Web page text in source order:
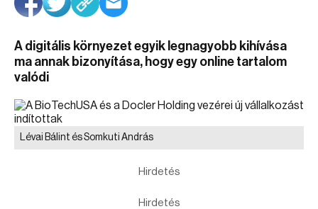
A digitális környezet egyik legnagyobb kihívása
ma annak bizonyítása, hogy egy online tartalom
valódi
Lévai Bálint és Somkuti András
Hirdetés
Hirdetés